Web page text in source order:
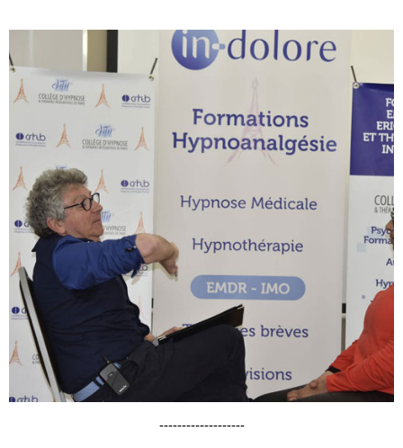
-------------------